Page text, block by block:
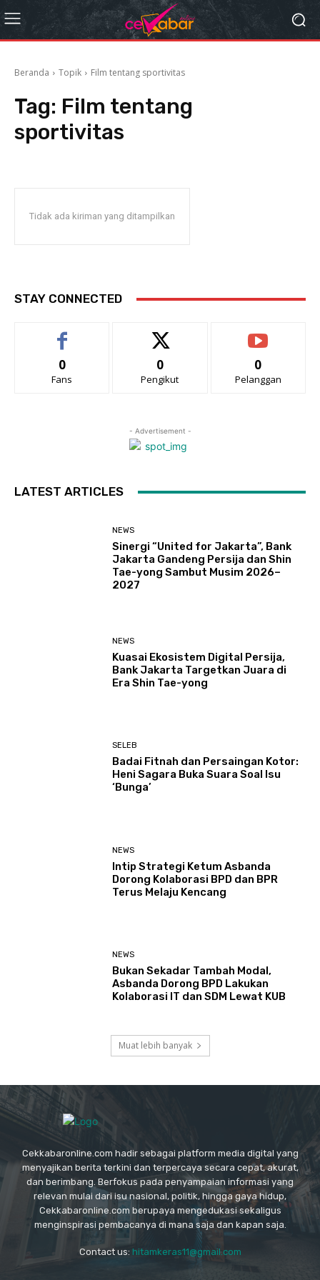
Beranda Topik Film tentang sportivitas
Tag: Film tentang
sportivitas
Tidak ada kiriman yang ditampilkan
STAY CONNECTED
0
Fans
0
Pengikut
0
Pelanggan
- Advertisement -
LATEST ARTICLES
NEWS
Sinergi “United for Jakarta”, Bank
Jakarta Gandeng Persija dan Shin
Tae-yong Sambut Musim 2026–
2027
NEWS
Kuasai Ekosistem Digital Persija,
Bank Jakarta Targetkan Juara di
Era Shin Tae-yong
SELEB
Badai Fitnah dan Persaingan Kotor:
Heni Sagara Buka Suara Soal Isu
‘Bunga’
NEWS
Intip Strategi Ketum Asbanda
Dorong Kolaborasi BPD dan BPR
Terus Melaju Kencang
NEWS
Bukan Sekadar Tambah Modal,
Asbanda Dorong BPD Lakukan
Kolaborasi IT dan SDM Lewat KUB
Muat lebih banyak
Cekkabaronline.com hadir sebagai platform media digital yang
menyajikan berita terkini dan terpercaya secara cepat, akurat,
dan berimbang. Berfokus pada penyampaian informasi yang
relevan mulai dari isu nasional, politik, hingga gaya hidup,
Cekkabaronline.com berupaya mengedukasi sekaligus
menginspirasi pembacanya di mana saja dan kapan saja.
Contact us: hitamkeras11@gmail.com